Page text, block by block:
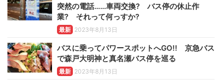
突然の電話……車両交換? バス停の休止作
業? それって何っすか?
最新 2023年8月13日
バスに乗ってパワースポットへGO!! 京急バス
で森戸大明神と真名瀬バス停を巡る
最新 2023年8月13日